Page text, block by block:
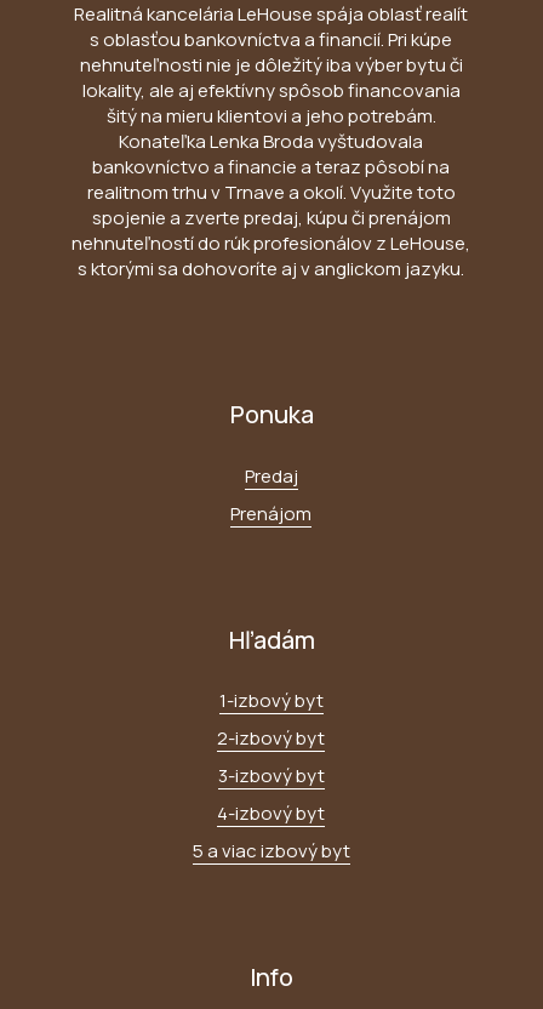
Realitná kancelária LeHouse spája oblasť realít
s oblasťou bankovníctva a financií. Pri kúpe
nehnuteľnosti nie je dôležitý iba výber bytu či
lokality, ale aj efektívny spôsob financovania
šitý na mieru klientovi a jeho potrebám.
Konateľka Lenka Broda vyštudovala
bankovníctvo a financie a teraz pôsobí na
realitnom trhu v Trnave a okolí. Využite toto
spojenie a zverte predaj, kúpu či prenájom
nehnuteľností do rúk profesionálov z LeHouse,
s ktorými sa dohovoríte aj v anglickom jazyku.
Ponuka
Predaj
Prenájom
Hľadám
1-izbový byt
2-izbový byt
3-izbový byt
4-izbový byt
5 a viac izbový byt
Info